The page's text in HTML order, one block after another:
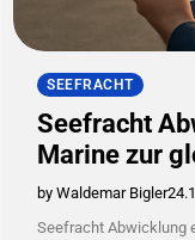
SEEFRACHT
Seefracht
Marine zur
by Waldemar Bigler
Seefracht Abwicklung